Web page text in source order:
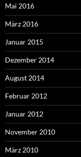
Mai 2016
März 2016
Januar 2015
Dezember 2014
August 2014
Februar 2012
Januar 2012
November 2010
März 2010